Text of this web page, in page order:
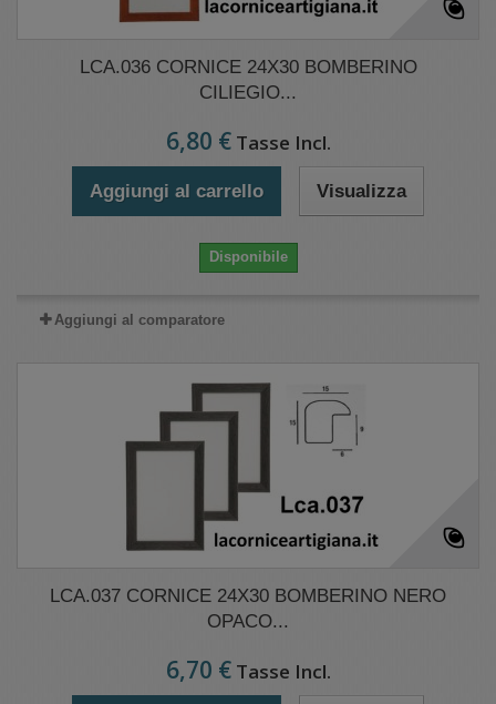
LCA.036 CORNICE 24X30 BOMBERINO
CILIEGIO...
6,80 € Tasse Incl.
Aggiungi al carrello Visualizza
Disponibile
Aggiungi al comparatore
LCA.037 CORNICE 24X30 BOMBERINO NERO
OPACO...
6,70 € Tasse Incl.